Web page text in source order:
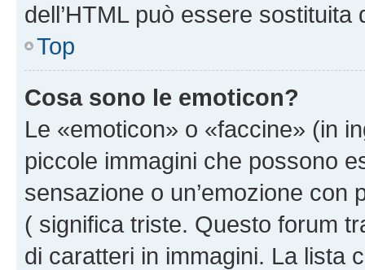
dell’HTML può essere sostituita
Top
Cosa sono le emoticon?
Le «emoticon» o «faccine» (in
piccole immagini che possono
sensazione o un’emozione
( significa triste. Questo forum
di caratteri in immagini. La lista